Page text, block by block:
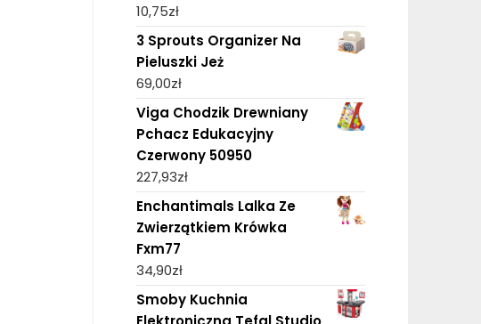
10,75zł
3 Sprouts Organizer Na
Pieluszki Jeż
69,00zł
Viga Chodzik Drewniany
Pchacz Edukacyjny
Czerwony 50950
227,93zł
Enchantimals Lalka Ze
Zwierzątkiem Krówka
Fxm77
34,90zł
Smoby Kuchnia